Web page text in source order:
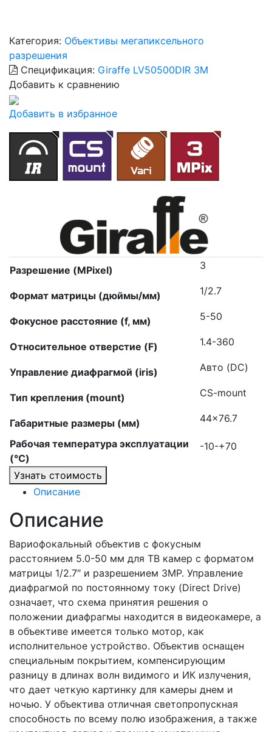
Категория: Объективы мегапиксельного
разрешения
Спецификация: Giraffe LV50500DIR 3M
Добавить к сравнению
Добавить в избранное
Разрешение (MPixel) 3
Формат матрицы (дюймы/мм) 1/2.7
Фокусное расстояние (f, мм) 5-50
Относительное отверстие (F) 1.4-360
Управление диафрагмой (iris) Авто (DC)
Тип крепления (mount) CS-mount
Габаритные размеры (мм) 44×76.7
Рабочая температура эксплуатации
(°C)
-10-+70
Узнать стоимость
Описание
Описание
Вариофокальный объектив с фокусным
расстоянием 5.0-50 мм для ТВ камер с форматом
матрицы 1/2.7″ и разрешением 3MP. Управление
диафрагмой по постоянному току (Direct Drive)
означает, что схема принятия решения о
положении диафрагмы находится в видеокамере, а
в объективе имеется только мотор, как
исполнительное устройство. Объектив оснащен
специальным покрытием, компенсирующим
разницу в длинах волн видимого и ИК излучения,
что дает четкую картинку для камеры днем и
ночью. У объектива отличная светопропускная
способность по всему полю изображения, а также